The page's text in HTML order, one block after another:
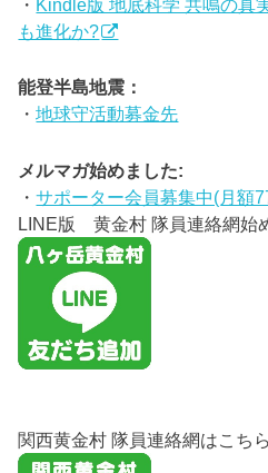
・ Kindle版 地底科学 共鳴の真
も進化か?
能登半島地震：
・地球守活動募金先
メルマガ始めました:
・サポーター会員募集中(月額
LINE版 黄金村 隊員連絡網始
関西黄金村 隊員連絡網はこちら